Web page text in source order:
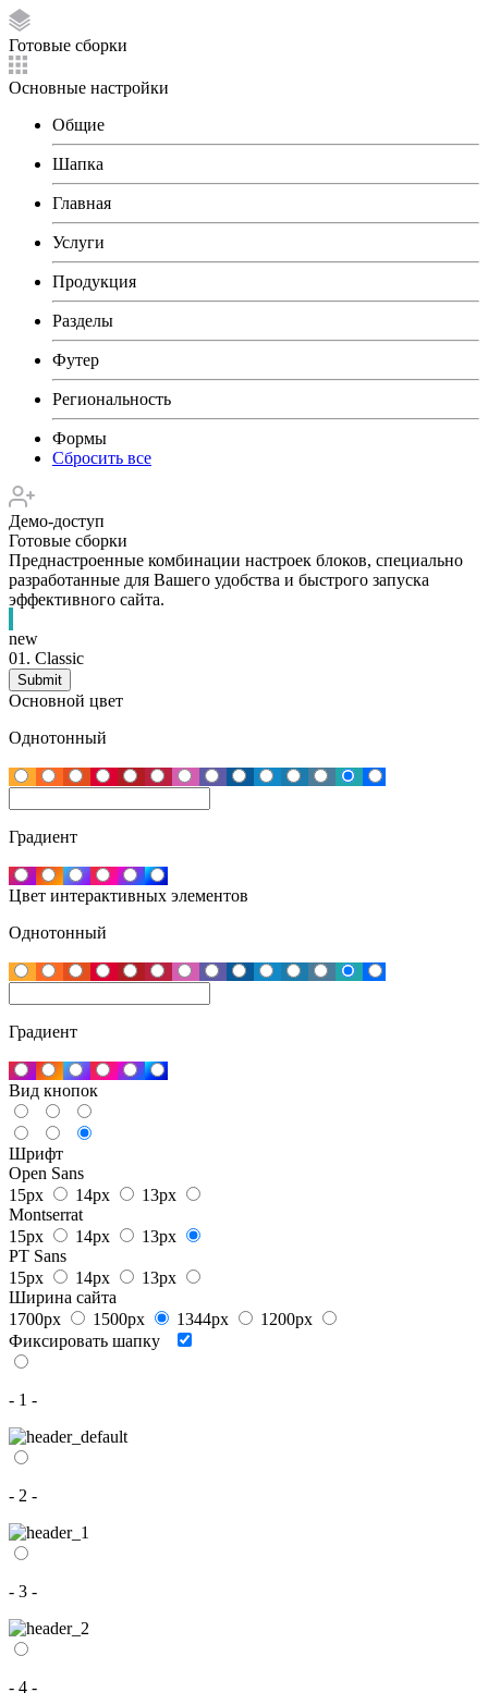
Готовые сборки
Основные настройки
Общие
Шапка
Главная
Услуги
Продукция
Разделы
Футер
Региональность
Формы
Сбросить все
Демо-доступ
Готовые сборки
Преднастроенные комбинации настроек блоков, специально
разработанные для Вашего удобства и быстрого запуска
эффективного сайта.
new
01. Classic
Основной цвет
Однотонный
Градиент
Цвет интерактивных элементов
Однотонный
Градиент
Вид кнопок
Шрифт
Open Sans
15px
14px
13px
Montserrat
15px
14px
13px
PT Sans
15px
14px
13px
Ширина сайта
1700px
1500px 1344px
1200px
Фиксировать шапку
- 1 -
- 2 -
- 3 -
- 4 -